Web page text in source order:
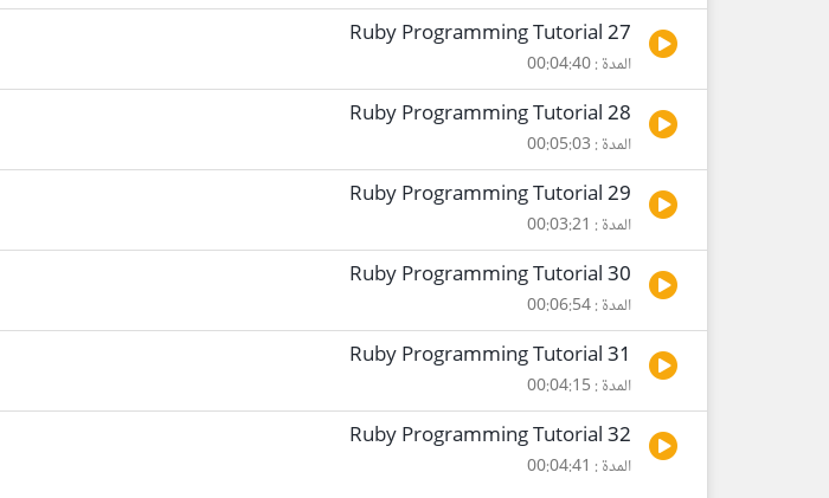
Ruby Programming Tutorial 27
المدة : 00:04:40
Ruby Programming Tutorial 28
المدة : 00:05:03
Ruby Programming Tutorial 29
المدة : 00:03:21
Ruby Programming Tutorial 30
المدة : 00:06:54
Ruby Programming Tutorial 31
المدة : 00:04:15
Ruby Programming Tutorial 32
المدة : 00:04:41